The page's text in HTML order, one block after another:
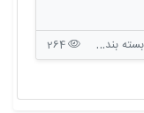
درب دار